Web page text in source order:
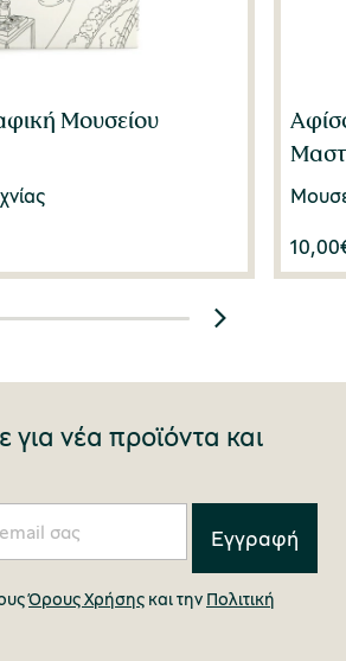
Μουσείου
10,00
για νέα προϊόντα και
Όρους Χρήσης και την Πολιτική